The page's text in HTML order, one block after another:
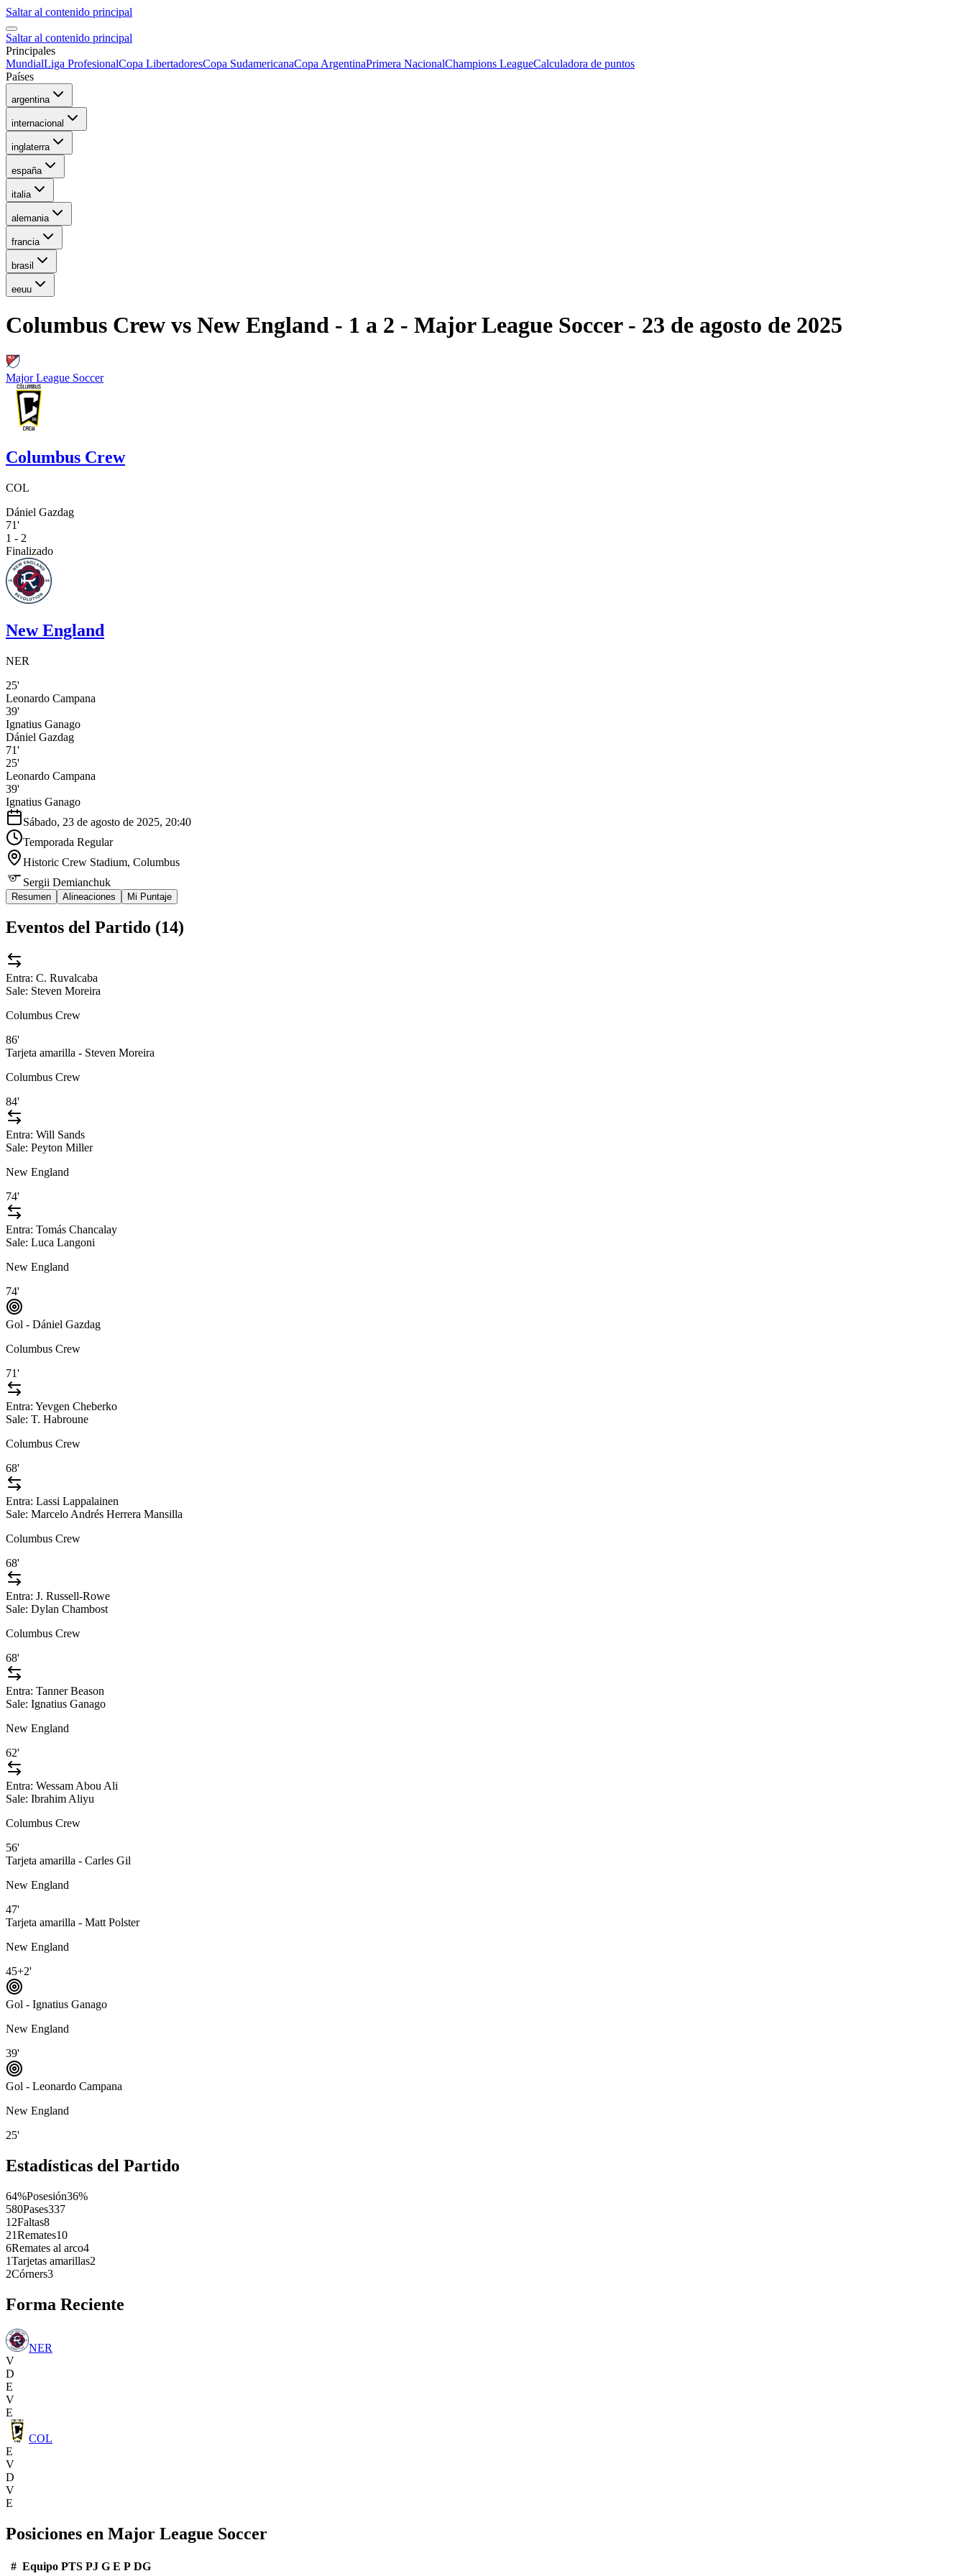
Saltar al contenido principal
Saltar al contenido principal
Principales
MundialLiga ProfesionalCopa LibertadoresCopa SudamericanaCopa ArgentinaPrimera NacionalChampions LeagueCalculadora de puntos
Países
argentina
internacional
inglaterra
españa
italia
alemania
francia
brasil
eeuu
Columbus Crew vs New England - 1 a 2 - Major League Soccer- 23 de agosto de 2025
Major League Soccer
Columbus Crew
COL
Dániel Gazdag
71'
1 - 2
Finalizado
New England
NER
25'
Leonardo Campana
39'
Ignatius Ganago
Dániel Gazdag
71'
25'
Leonardo Campana
39'
Ignatius Ganago
Sábado, 23 de agosto de 2025, 20:40
Temporada Regular
Historic Crew Stadium, Columbus
Sergii Demianchuk
Resumen Alineaciones Mi Puntaje
Eventos del Partido (14)
Entra: C. Ruvalcaba
Sale: Steven Moreira
Columbus Crew
86'
Tarjeta amarilla - Steven Moreira
Columbus Crew
84'
Entra: Will Sands
Sale: Peyton Miller
New England
74'
Entra: Tomás Chancalay
Sale: Luca Langoni
New England
74'
Gol - Dániel Gazdag
Columbus Crew
71'
Entra: Yevgen Cheberko
Sale: T. Habroune
Columbus Crew
68'
Entra: Lassi Lappalainen
Sale: Marcelo Andrés Herrera Mansilla
Columbus Crew
68'
Entra: J. Russell-Rowe
Sale: Dylan Chambost
Columbus Crew
68'
Entra: Tanner Beason
Sale: Ignatius Ganago
New England
62'
Entra: Wessam Abou Ali
Sale: Ibrahim Aliyu
Columbus Crew
56'
Tarjeta amarilla - Carles Gil
New England
47'
Tarjeta amarilla - Matt Polster
New England
45+2'
Gol - Ignatius Ganago
New England
39'
Gol - Leonardo Campana
New England
25'
Estadísticas del Partido
64%Posesión36%
580Pases337
12Faltas8
21Remates10
6Remates al arco4
1Tarjetas amarillas2
2Córners3
Forma Reciente
NER
V
D
E
V
E
COL
E
V
D
V
E
Posiciones en Major League Soccer
# Equipo PTS PJ G E P DG